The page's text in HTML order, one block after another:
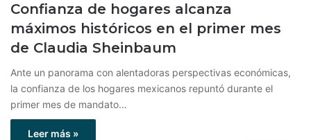
Confianza de hogares alcanza
máximos históricos en el primer mes
de Claudia Sheinbaum
Ante un panorama con alentadoras perspectivas económicas,
la confianza de los hogares mexicanos repuntó durante el
primer mes de mandato…
Leer más »